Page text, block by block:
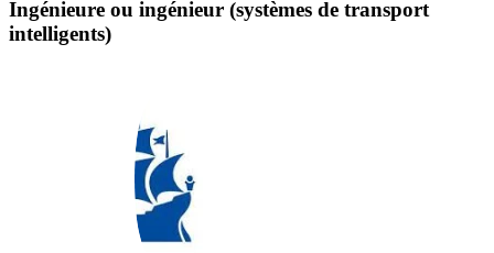
Ingénieure ou ingénieur (systèmes de transport
intelligents)